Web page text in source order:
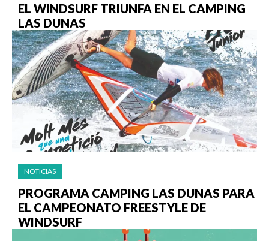
EL WINDSURF TRIUNFA EN EL CAMPING
LAS DUNAS
NOTICIAS
PROGRAMA CAMPING LAS DUNAS PARA
EL CAMPEONATO FREESTYLE DE
WINDSURF